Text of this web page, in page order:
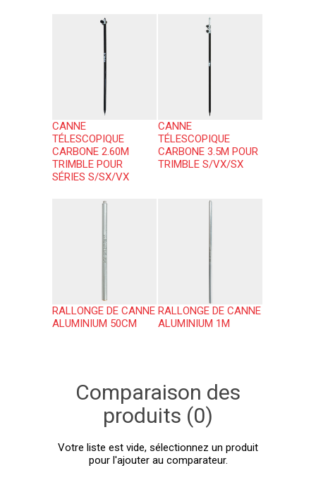
CANNE
TÉLESCOPIQUE
CARBONE 2.60M
TRIMBLE POUR
SÉRIES S/SX/VX
CANNE
TÉLESCOPIQUE
CARBONE 3.5M POUR
TRIMBLE S/VX/SX
RALLONGE DE CANNE
ALUMINIUM 50CM
RALLONGE DE CANNE
ALUMINIUM 1M
Comparaison des
produits (0)
Votre liste est vide, sélectionnez un produit
pour l'ajouter au comparateur.